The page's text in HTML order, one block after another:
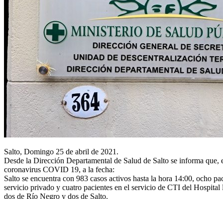
Salto, Domingo 25 de abril de 2021.
Desde la Dirección Departamental de Salud de Salto se informa que,
coronavirus COVID 19, a la fecha:
Salto se encuentra con 983 casos activos hasta la hora 14:00, ocho
servicio privado y cuatro pacientes en el servicio de CTI del Hospital
dos de Río Negro y dos de Salto.